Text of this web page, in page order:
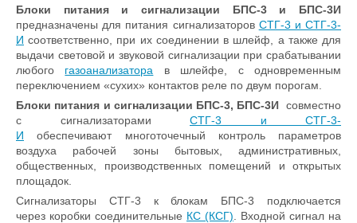
Блоки питания и сигнализации БПС-3 и БПС-3И
предназначены для питания сигнализаторов СТГ-3 и СТГ-3-
И соответственно, при их соединении в шлейф, а также для
выдачи световой и звуковой сигнализации при срабатывании
любого газоанализатора в шлейфе, с одновременным
переключением «сухих» контактов реле по двум порогам.
Блоки питания и сигнализации БПС-3, БПС-3Исовместно
с сигнализаторами СТГ-3 и СТГ-3-
И
обеспечивают многоточечный контроль параметров
воздуха рабочей зоны бытовых, административных,
общественных, производственных помещений и открытых
площадок.
Сигнализаторы СТГ-3 к блокам БПС-3 подключается
через коробки соединительные КС (КСГ) . Входной сигнал на